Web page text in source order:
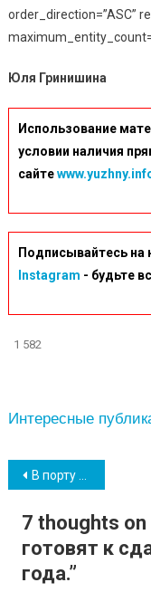
order_direction=”ASC”
Юля Гринишина
Использование
условии наличия
сайте
Подписывайтесь на
Instagram - будьте
1 582
Интересные
Навігація
записів
В порту «Южный» назначили нового начальника
7 thoughts on
готовят к
года.”